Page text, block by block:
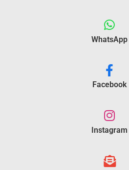
WhatsApp
Facebook
Instagram